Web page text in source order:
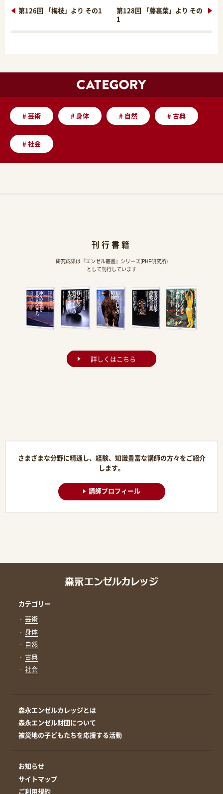
第126回 「梅枝」より その1
第128回 「藤裏葉」より その
1
#芸術 #身体 # 自然 #古典
#社会
刊行書籍
研究成果は『エンゼル叢書』シリーズ(PHP研究所)
として刊行しています
詳しくはこちら
さまざまな分野に精通し、経験、知識豊富な講師の方々をご紹介
します。
講師プロフィール
カテゴリー
芸術
身体
自然
古典
社会
森永エンゼルカレッジとは
森永エンゼル財団について
被災地の子どもたちを応援する活動
お知らせ
サイトマップ
ご利用規約